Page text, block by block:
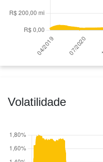
Volatilidade